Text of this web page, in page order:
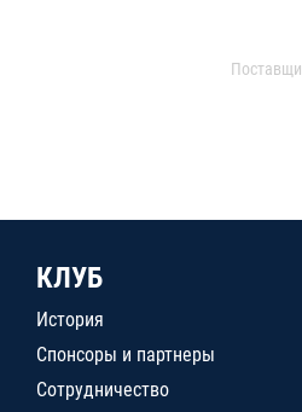
КЛУБ
История
Спонсоры и партнеры
Сотрудничество